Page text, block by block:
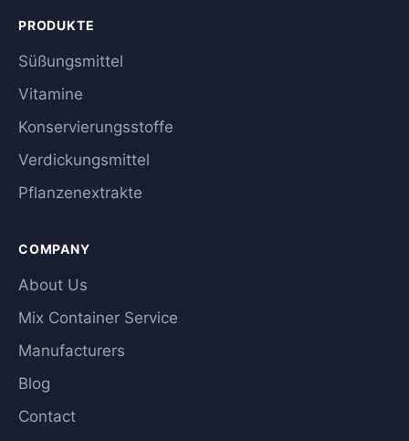
PRODUKTE
Süßungsmittel
Vitamine
Konservierungsstoffe
Verdickungsmittel
Pflanzenextrakte
COMPANY
About Us
Mix Container Service
Manufacturers
Blog
Contact